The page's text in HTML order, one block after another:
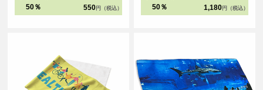
50％ 550 円（税込） 50％ 1,180 円（税込）